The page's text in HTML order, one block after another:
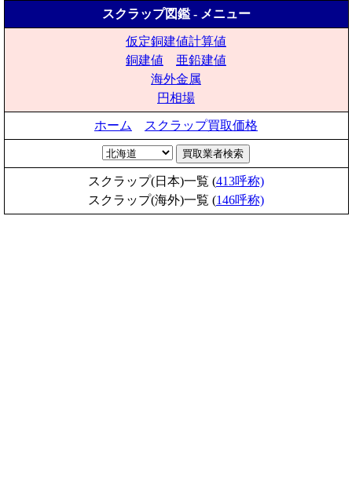
スクラップ図鑑 - メニュー
仮定銅建値計算値
銅建値
亜鉛建値
海外金属
円相場
ホーム スクラップ買取価格
スクラップ(日本)一覧 (413呼称)
スクラップ(海外)一覧 (146呼称)